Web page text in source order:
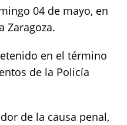
04 de mayo, en
Zaragoza.
en el término
de la Policía
de la causa penal,